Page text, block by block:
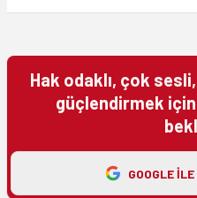
Hak odaklı, çok
güçlendirmek
GOOGLE